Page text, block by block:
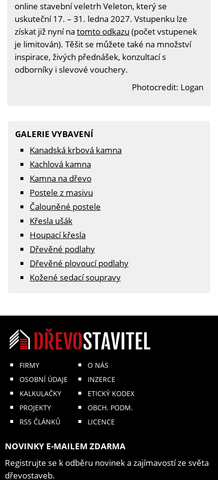
online stavební veletrh Veleton, který se
uskuteční 17. – 31. ledna 2027. Vstupenku lze
získat již nyní na tomto odkazu (počet vstupenek
je limitován). Těšit se můžete také na množství
inspirace, živých přednášek, konzultací s
odborníky i slevové vouchery.
Photocredit: Logan
GALERIE VYBAVENÍ
Kanadská krbová kamna
Kachlová kamna
Kamna na dřevo
Postele z masivu
Čalouněné postele
Křesla ušák
Houpací křesla
Dřevěné podlahy
Dřevěné plovoucí podlahy
Kožené sedací soupravy
FIRMY
OSOBNÍ ÚDAJE
KALKULAČKY
PROJEKTY
RSS ČLÁNKŮ
O NÁS
INZERCE
ETICKÝ KODEX
OBCH. PODM.
LICENCE
NOVINKY E-MAILEM ZDARMA
Registrujte se k odběru novinek a zajímavostí ze světa
dřevostaveb.